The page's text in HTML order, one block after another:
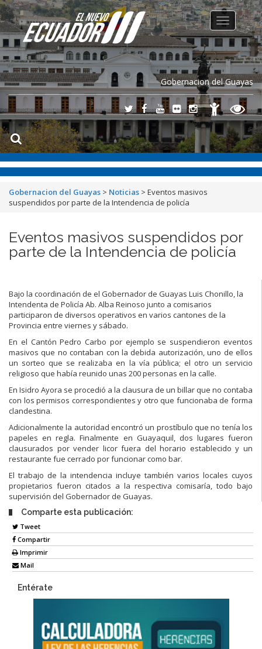
Gobernacion del Guayas
Toggle
navigation
Gobernacion del Guayas > Noticias > Eventos masivos
suspendidos por parte de la Intendencia de policía
Eventos masivos suspendidos por
parte de la Intendencia de policía
Bajo la coordinación de el Gobernador de Guayas Luis Chonillo, la
Intendenta de Policía Ab. Alba Reinoso junto a comisarios
participaron de diversos operativos en varios cantones de la
Provincia entre viernes y sábado.
En el Cantón Pedro Carbo por ejemplo se suspendieron eventos
masivos que no contaban con la debida autorización, uno de ellos
un sorteo que se realizaba en la vía pública; el otro un servicio
religioso que había reunido unas 200 personas en la calle.
En Isidro Ayora se procedió a la clausura de un billar que no contaba
con los permisos correspondientes y otro que funcionaba de forma
clandestina.
Adicionalmente la autoridad encontró un prostíbulo que no tenía los
papeles en regla. Finalmente en Guayaquil, dos lugares fueron
clausurados por vender licor fuera del horario establecido y un
restaurante fue cerrado por funcionar como bar.
El trabajo de la intendencia incluye también varios locales cuyos
propietarios fueron citados a la respectiva comisaría, todo bajo
supervisión del Gobernador de Guayas.
Comparte esta publicación:
Tweet
Compartir
Imprimir
Mail
Entérate